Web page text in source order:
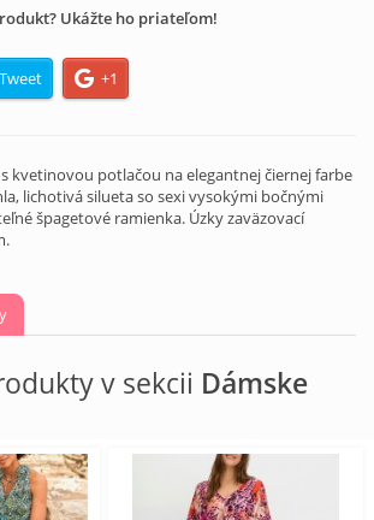
Ukážte ho priateľom!
Tweet +1
kvetinovou potlačou na elegantnej čiernej farbe
lichotivá silueta so sexi vysokými bočnými
špagetové ramienka. Úzky zaväzovací
v sekcii Dámske